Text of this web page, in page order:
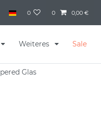
0 0 0,00 €
Weiteres Sale
Glas